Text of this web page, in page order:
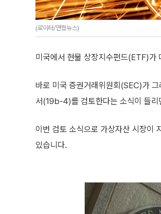
(로이터/연합뉴스)
미국에서 현물 상장지수펀드(ETF)가
바로 미국 증권거래위원회(SEC)가
서(19b-4)를 검토한다는 소식이 들리
이번 검토 소식으로 가상자산 시장이
있습니다.